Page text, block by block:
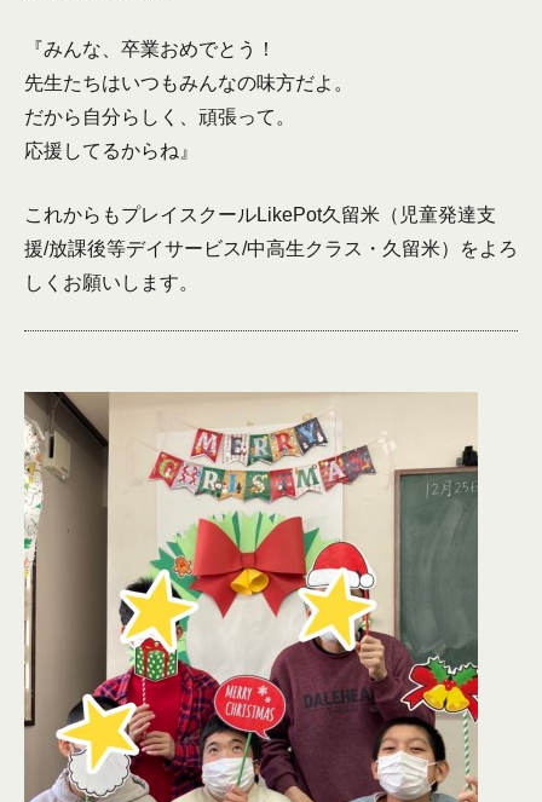
『みんな、卒業おめでとう！
先生たちはいつもみんなの味方だよ。
だから自分らしく、頑張って。
応援してるからね』
これからもプレイスクールLikePot久留米（児童発達支
援/放課後等デイサービス/中高生クラス・久留米）をよろ
しくお願いします。